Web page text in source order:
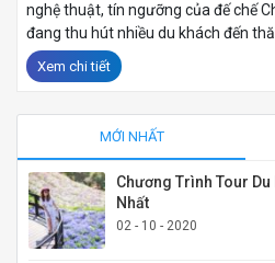
nghệ thuật, tín ngưỡng của đế chế
đang thu hút nhiều du khách đến
Xem chi tiết
MỚI NHẤT
Chương Trình Tour
Nhất
02 - 10 - 2020